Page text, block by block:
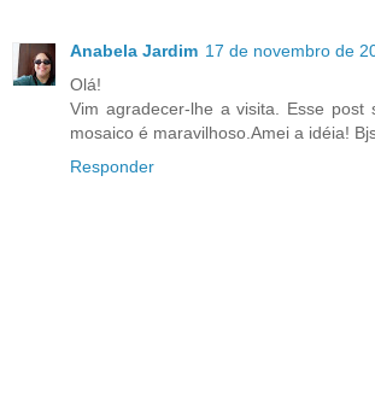
Anabela Jardim 17 de novembro de
Olá!
Vim agradecer-lhe a visita. Esse post
mosaico é maravilhoso.Amei a idéia!
Responder